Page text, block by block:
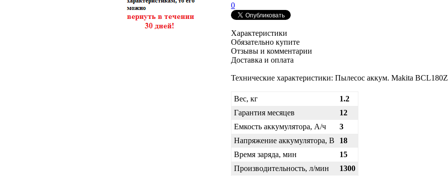
0
Характеристики
Обязательно купите
Отзывы и комментарии
Доставка и оплата
Технические характеристики: Пылесос аккум. Makita BCL180Z
Вес, кг
1.2
Гарантия месяцев
12
Емкость аккумулятора, А/ч
3
Напряжение аккумулятора, В
18
Время заряда, мин
15
Производительность, л/мин
1300